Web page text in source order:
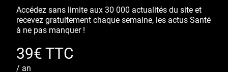
Accédez sans limite aux 30 000 actualités du site et
recevez gratuitement chaque semaine, les actus Santé
à ne pas manquer !
39€ TTC
/ an